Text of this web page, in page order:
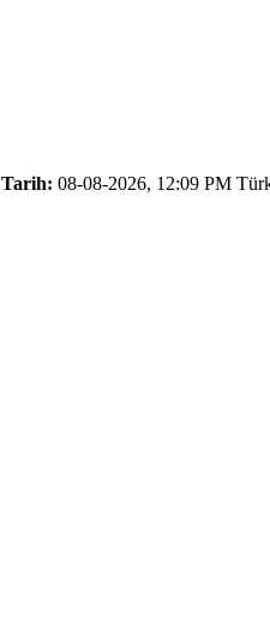
Tarih: 08-08-2026, 12:09 PM